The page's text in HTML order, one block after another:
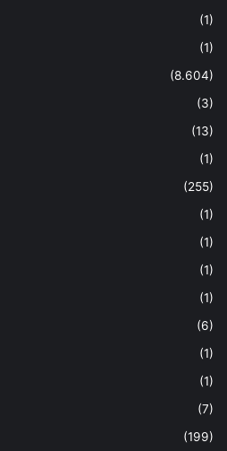
(1)
(1)
(8.604)
(3)
(13)
(1)
(255)
(1)
(1)
(1)
(1)
(6)
(1)
(1)
(7)
(199)